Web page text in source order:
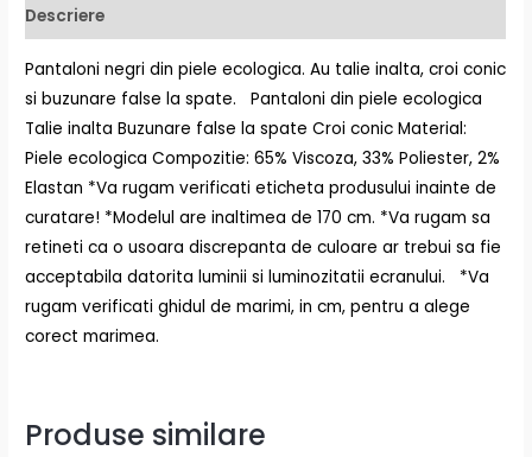
Descriere
Pantaloni negri din piele ecologica. Au talie inalta, croi conic
si buzunare false la spate. Pantaloni din piele ecologica
Talie inalta Buzunare false la spate Croi conic Material:
Piele ecologica Compozitie: 65% Viscoza, 33% Poliester, 2%
Elastan *Va rugam verificati eticheta produsului inainte de
curatare! *Modelul are inaltimea de 170 cm. *Va rugam sa
retineti ca o usoara discrepanta de culoare ar trebui sa fie
acceptabila datorita luminii si luminozitatii ecranului. *Va
rugam verificati ghidul de marimi, in cm, pentru a alege
corect marimea.
Produse similare